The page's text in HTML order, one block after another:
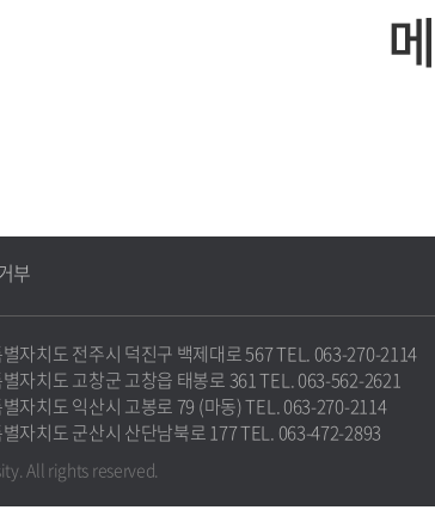
부
자치도 전주시 덕진구 백제대로 567 TEL. 063-270-2114
자치도 고창군 고창읍 태봉로 361 TEL. 063-562-2621
자치도 익산시 고봉로 79 (마동) TEL. 063-270-2114
자치도 군산시 산단남북로 177 TEL. 063-472-2893
All rights reserved.